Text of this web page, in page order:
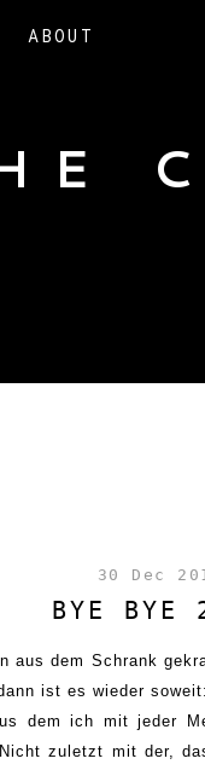
ABOUT
30 Dec
BYE BYE
aus dem Schrank gek
ist es wieder soweit:
dem ich mit jeder
zuletzt mit der,